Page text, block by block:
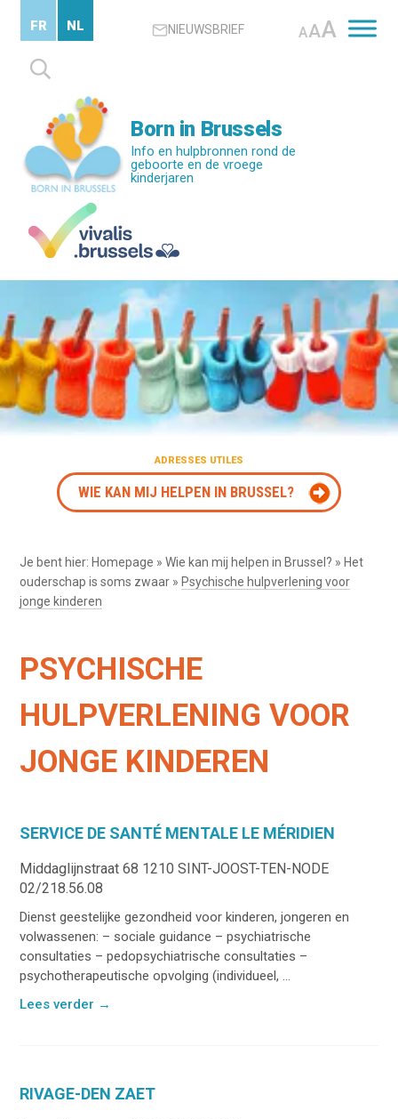
content
NIEUWSBRIEF AAA
Zoeken
naar:
FR NL
Born in Brussels
Info en hulpbronnen rond de
geboorte en de vroege
kinderjaren
ADRESSES UTILES
WIE KAN MIJ HELPEN IN BRUSSEL?
Je bent hier: Homepage »Wie kan mij helpen in Brussel? » Het
ouderschap is soms zwaar » Psychische hulpverlening voor
jonge kinderen
PSYCHISCHE
HULPVERLENING VOOR
JONGE KINDEREN
SERVICE DE SANTÉ MENTALE LE MÉRIDIEN
Middaglijnstraat 68 1210 SINT-JOOST-TEN-NODE
02/218.56.08
Dienst geestelijke gezondheid voor kinderen, jongeren en
volwassenen: – sociale guidance – psychiatrische
consultaties – pedopsychiatrische consultaties –
psychotherapeutische opvolging (individueel, ...
Lees verder →
RIVAGE-DEN ZAET